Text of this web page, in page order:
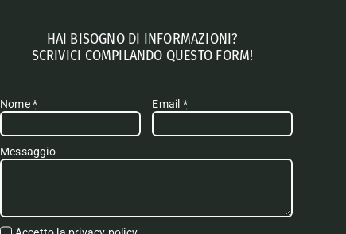
HAI BISOGNO DI INFORMAZIONI?
SCRIVICI COMPILANDO QUESTO FORM!
Nome* Email *
Messaggio